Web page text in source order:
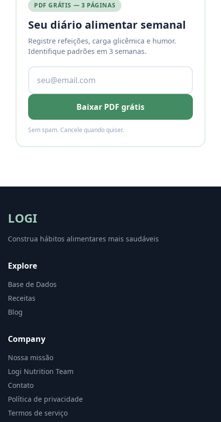
PDF GRÁTIS — 3 PÁGINAS
Seu diário alimentar semanal
Registre refeições, carga glicêmica e humor.
Identifique padrões em 3 semanas.
Baixar PDF grátis
Sem spam. Cancele quando quiser.
LOGI
Construa hábitos alimentares mais saudáveis
Explore
Base de Dados
Receitas
Blog
Company
Nossa missão
Logi Nutrition Team
Contato
Política de privacidade
Termos de serviço